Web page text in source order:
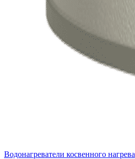
Водонагреватели косвенного нагрева